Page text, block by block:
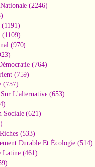
(2246)
(1191)
(1109)
(970)
(764)
(759)
(757)
L'alternative (653)
Sociale (621)
(533)
Durable Et Écologie (514)
Latine (461)